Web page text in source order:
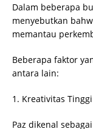
Dalam beberapa
menyebutkan
memantau
Beberapa faktor
antara lain:
1. Kreativitas
Paz dikenal